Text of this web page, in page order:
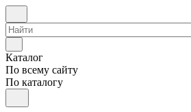
Каталог
По всему сайту
По каталогу